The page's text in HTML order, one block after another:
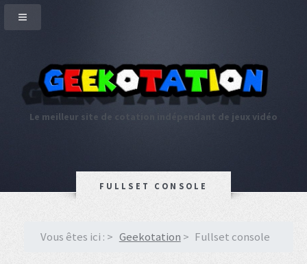
Le meilleur site de cotation indépendant de jeux vidéo
FULLSET CONSOLE
Vous êtes ici : Geekotation Fullset console